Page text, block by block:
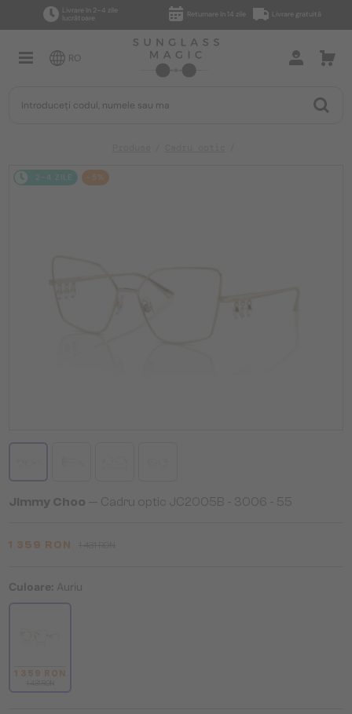
Livrare în 2–4 zile
lucrătoare
Returnare în 14 zile Livrare gratuită
RO
2-4 ZILE -5%
Jimmy Choo — Cadru optic JC2005B - ​3006 - ​55
1 359 RON
Culoare: Auriu
1 359 RON